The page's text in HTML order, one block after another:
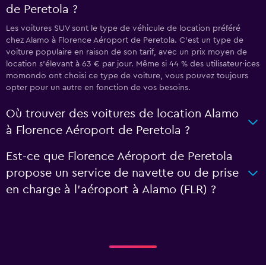
de Peretola ?
Les voitures SUV sont le type de véhicule de location préféré
chez Alamo à Florence Aéroport de Peretola. C'est un type de
voiture populaire en raison de son tarif, avec un prix moyen de
location s'élevant à 63 € par jour. Même si 44 % des utilisateur·ices
momondo ont choisi ce type de voiture, vous pouvez toujours
opter pour un autre en fonction de vos besoins.
Où trouver des voitures de location Alamo
à Florence Aéroport de Peretola ?
Est-ce que Florence Aéroport de Peretola
propose un service de navette ou de prise
en charge à l’aéroport à Alamo (FLR) ?